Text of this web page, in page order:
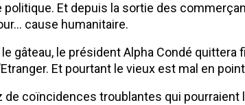
politique. Et depuis la sortie des
cause humanitaire.
gâteau, le président Alpha Condé
Et pourtant le vieux est mal en
de coïncidences troublantes qui pourraient